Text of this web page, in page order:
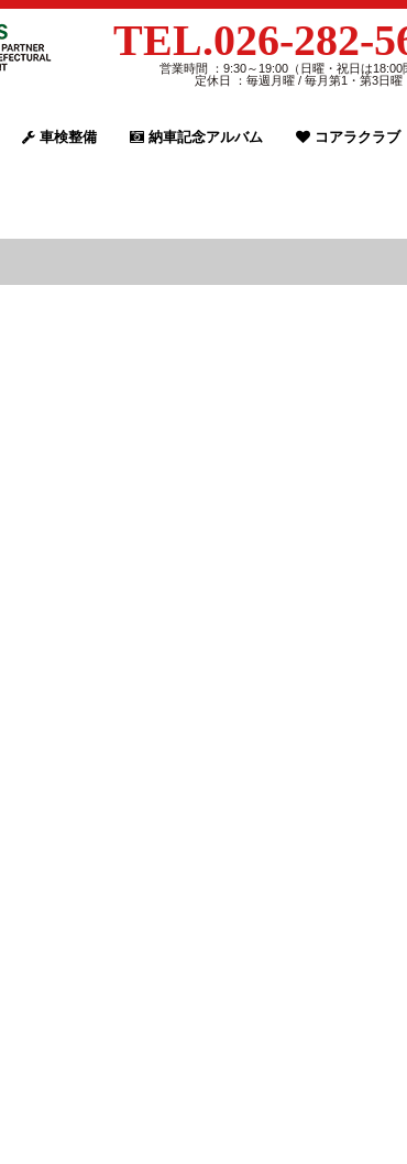
TEL.026-282-
営業時間 ：9:30～19:00（日曜・祝日は18:00
定休日 ：毎週月曜 / 毎月第1・第3日曜
車検整備 納車記念アルバム コアラクラブ